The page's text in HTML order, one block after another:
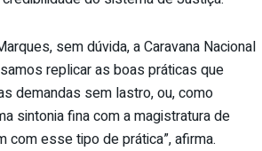
sem dúvida, a Caravana Nacional
replicar as boas práticas que
demandas sem lastro, ou, como
sintonia fina com a magistratura de
com esse tipo de prática”, afirma.